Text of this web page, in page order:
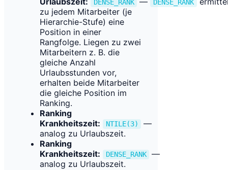
DENSE_RANK DENSE_RANK
zu jedem Mitarbeiter (je
Hierarchie-Stufe) eine
Position in einer
Rangfolge. Liegen zu zwei
Mitarbeitern z. B. die
gleiche Anzahl
Urlaubsstunden vor,
erhalten beide Mitarbeiter
die gleiche Position im
Ranking.
Ranking
Krankheitszeit:
NTILE(3)
—
analog zu Urlaubszeit.
Ranking
Krankheitszeit:
DENSE_RANK
—
analog zu Urlaubszeit.